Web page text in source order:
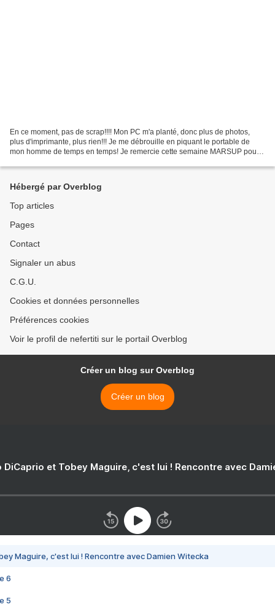
En ce moment, pas de scrap!!!! Mon PC m'a planté, donc plus de photos,
plus d'imprimante, plus rien!!! Je me débrouille en piquant le portable de
mon homme de temps en temps! Je remercie cette semaine MARSUP pour
Hébergé par Overblog
Top articles
Pages
Contact
Signaler un abus
C.G.U.
Cookies et données personnelles
Préférences cookies
Voir le profil de nefertiti sur le portail Overblog
Créer un blog sur Overblog
Créer un blog
DiCaprio et Tobey Maguire, c'est lui ! Rencontre avec
Maguire, c'est lui ! Rencontre avec Damien Witecka
6
5